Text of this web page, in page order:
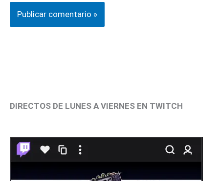
DIRECTOS DE LUNES A VIERNES EN TWITCH